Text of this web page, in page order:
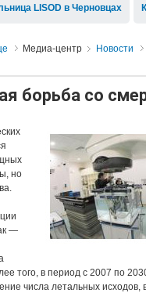
LISOD в Черновцах
Медиа-центр Новости
борьба со
но
—
того, в период с 2007 по
числа летальных исходов,